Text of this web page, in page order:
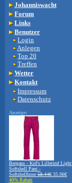
Johanniswacht
Forum
Links
Benutzer
Login
Anlegen
Top 20
Treffen
Wetter
Kontakt
Impressum
Datenschutz
Anzeige:
Bergans - Kid's Lilletind Light
Softshell Pant -
Softshellhose 58.44€ 35.06€
40% Rabatt